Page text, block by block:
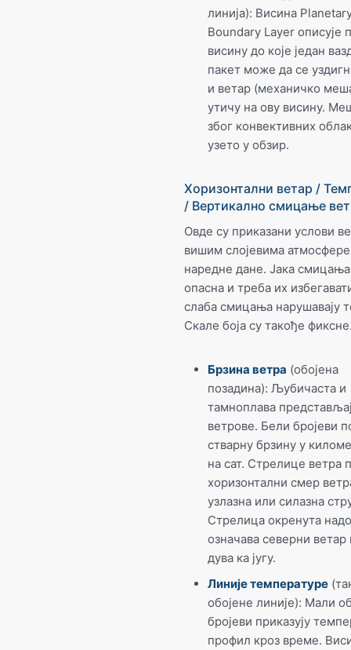
линија): Висина
Boundary Layer описује
висину до које један
пакет може да се
и ветар (механичко
утичу на ову висину.
због конвективних
узето у обзир.
Хоризонтални ветар /
/ Вертикално смицање
Овде су приказани услови
вишим слојевима атмосфере
наредне дане. Јака
опасна и треба их
слаба смицања нарушавају
Скале боја су такође
Брзина ветра (обојена
позадина): Љубичаста и
тамноплава
ветрове. Бели бројеви
стварну брзину у
на сат. Стрелице ветра
хоризонтални смер
узлазна или силазна
Стрелица окренута
означава северни ветар
дува ка југу.
Линије температуре
обојене линије): Мали
бројеви приказују
профил кроз време.